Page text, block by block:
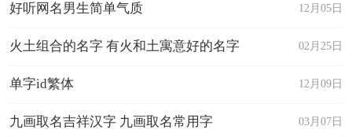
12月05日
好听网名男生简单气质
02月25日
火土组合的名字 有火和土寓意好的名字
12月09日
单字id繁体
03月07日
九画取名吉祥汉字 九画取名常用字